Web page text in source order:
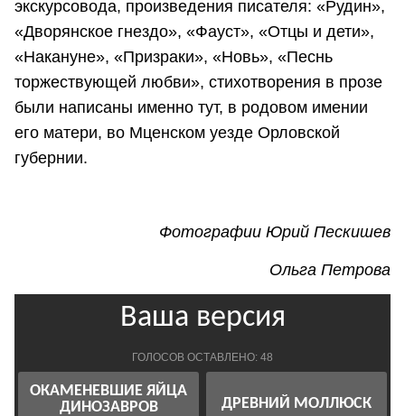
экскурсовода, произведения писателя: «Рудин»,
«Дворянское гнездо», «Фауст», «Отцы и дети»,
«Накануне», «Призраки», «Новь», «Песнь
торжествующей любви», стихотворения в прозе
были написаны именно тут, в родовом имении
его матери, во Мценском уезде Орловской
губернии.
Фотографии Юрий Пескишев
Ольга Петрова